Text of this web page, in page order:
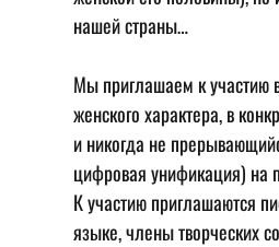
нашей страны…
Мы приглашаем к участию в
женского характера, в
и никогда не
цифровая унификация) на
К участию приглашаются
языке, члены творческих